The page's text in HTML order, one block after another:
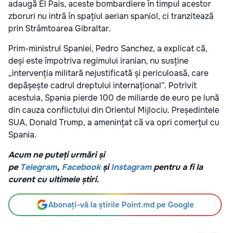
adaugă El Pais, aceste bombardiere în timpul acestor
zboruri nu intră în spațiul aerian spaniol, ci tranzitează
prin Strâmtoarea Gibraltar.
Prim-ministrul Spaniei, Pedro Sanchez, a explicat că,
deși este împotriva regimului iranian, nu susține
„intervenția militară nejustificată și periculoasă, care
depășește cadrul dreptului internațional”. Potrivit
acestuia, Spania pierde 100 de miliarde de euro pe lună
din cauza conflictului din Orientul Mijlociu. Președintele
SUA, Donald Trump, a amenințat că va opri comerțul cu
Spania.
Acum ne puteți urmări și
pe Telegram, Facebook șiInstagrampentru a fi la
curent cu ultimele știri.
Abonați-vă la știrile Point.md pe Google